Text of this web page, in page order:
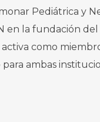
Pediátrica y
la fundación del
como
ambas